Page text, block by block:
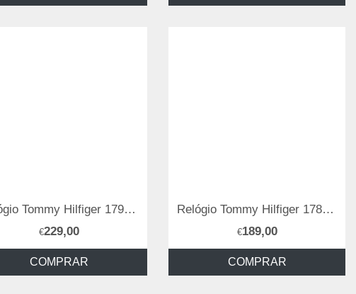
Relógio Tommy Hilfiger 1792157
€229,00
COMPRAR
Relógio Tommy Hilfiger 1782591
€189,00
COMPRAR